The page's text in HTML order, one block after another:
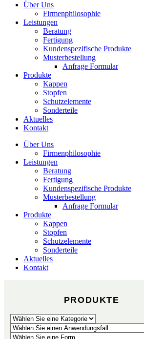
Über Uns
Firmenphilosophie
Leistungen
Beratung
Fertigung
Kundenspezifische Produkte
Musterbestellung
Anfrage Formular
Produkte
Kappen
Stopfen
Schutzelemente
Sonderteile
Aktuelles
Kontakt
Über Uns
Firmenphilosophie
Leistungen
Beratung
Fertigung
Kundenspezifische Produkte
Musterbestellung
Anfrage Formular
Produkte
Kappen
Stopfen
Schutzelemente
Sonderteile
Aktuelles
Kontakt
PRODUKTE